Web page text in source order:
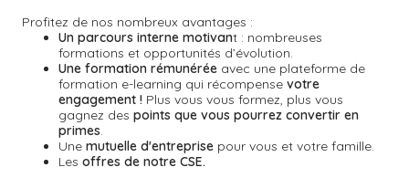
Profitez de nos nombreux avantages :
Un parcours interne motivant : nombreuses
formations et opportunités d’évolution.
Une formation rémunérée avec une plateforme de
formation e-learning qui récompense votre
engagement ! Plus vous vous formez, plus vous
gagnez des points que vous pourrez convertir en
primes.
Une mutuelle d'entreprise pour vous et votre famille.
Les offres de notre CSE.